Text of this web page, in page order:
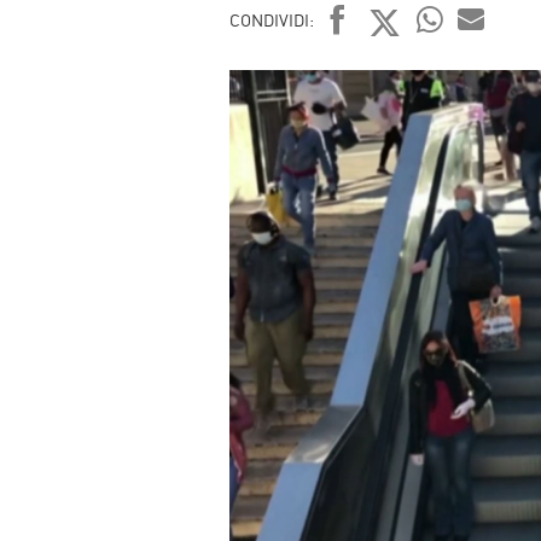
CONDIVIDI:
FACEBOOK
TWITTER
WHATSAPP
MAIL